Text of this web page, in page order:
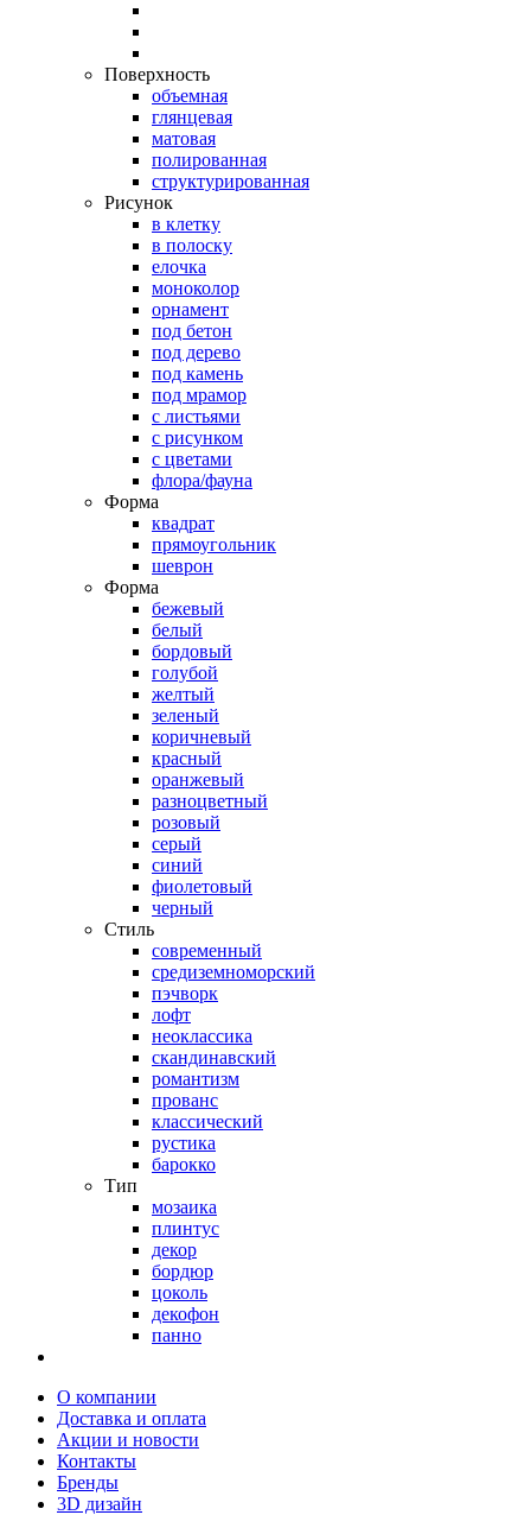
Поверхность
объемная
глянцевая
матовая
полированная
структурированная
Рисунок
в клетку
в полоску
елочка
моноколор
орнамент
под бетон
под дерево
под камень
под мрамор
с листьями
с рисунком
с цветами
флора/фауна
Форма
квадрат
прямоугольник
шеврон
Форма
бежевый
белый
бордовый
голубой
желтый
зеленый
коричневый
красный
оранжевый
разноцветный
розовый
серый
синий
фиолетовый
черный
Стиль
современный
средиземноморский
пэчворк
лофт
неоклассика
скандинавский
романтизм
прованс
классический
рустика
барокко
Тип
мозаика
плинтус
декор
бордюр
цоколь
декофон
панно
О компании
Доставка и оплата
Акции и новости
Контакты
Бренды
3D дизайн